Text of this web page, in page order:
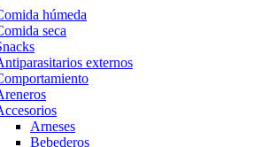
húmeda
seca
externos
Arneses
Bebederos